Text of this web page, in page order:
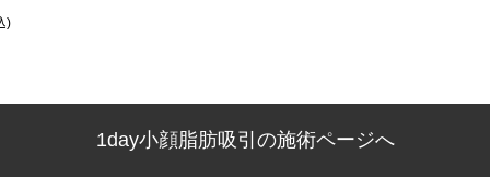
)
1day小顔脂肪吸引の施術ページへ